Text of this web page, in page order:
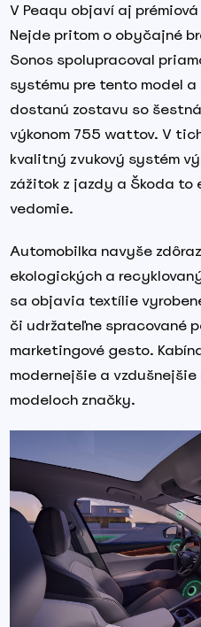
V Peaqu objaví aj
Nejde pritom o obyčajné
Sonos spolupracoval
systému pre tento model
dostanú zostavu so
výkonom 755 wattov. V
kvalitný zvukový systém
zážitok z jazdy a Škoda to
vedomie.
Automobilka navyše
ekologických a
sa objavia textílie
či udržateľne spracované
marketingové gesto.
modernejšie a
modeloch značky.